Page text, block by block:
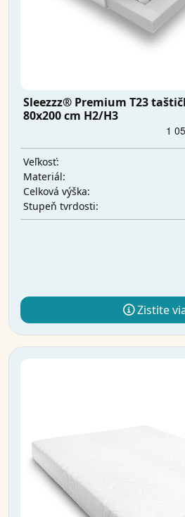
Sleezzz® Premium T23
80x200 cm H2/H3
Veľkosť:
Materiál:
Celková výška:
Stupeň tvrdosti:
Zistite